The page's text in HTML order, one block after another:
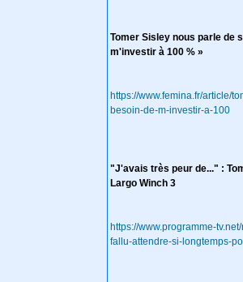
Tomer Sisley nous parle de
m'investir à 100 % »
https://www.femina.fr/article/
besoin-de-m-investir-a-100
"J'avais très peur de..." :
Largo Winch 3
https://www.programme-
fallu-attendre-si-longtemps-